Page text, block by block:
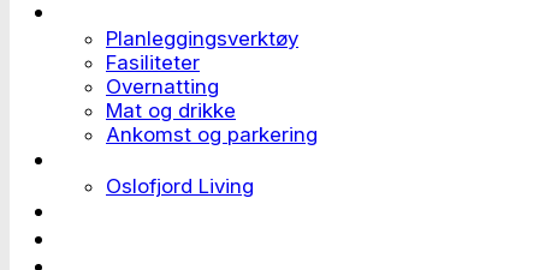
Planleggingsverktøy
Fasiliteter
Overnatting
Mat og drikke
Ankomst og parkering
Oslofjord Living